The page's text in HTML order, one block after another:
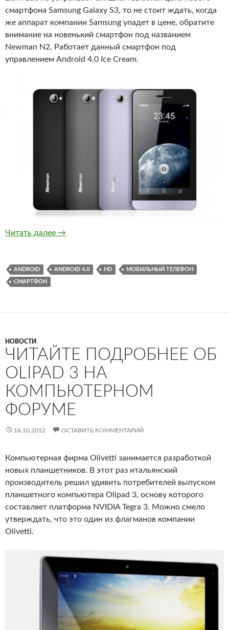
смартфона Samsung Galaxy S3, то не стоит ждать, когда
же аппарат компании Samsung упадет в цене, обратите
внимание на новенький смартфон под названием
Newman N2. Работает данный смартфон под
управлением Android 4.0 Ice Cream.
Читать далее Newman N2 — настоящий ответ Samsung
→
ANDROID ANDROID 4.0 HD МОБИЛЬНЫЙ ТЕЛЕФОН
СМАРТФОН
НОВОСТИ
ЧИТАЙТЕ ПОДРОБНЕЕ ОБ
OLIPAD 3 НА
КОМПЬЮТЕРНОМ
ФОРУМЕ
16.10.2012 ОСТАВИТЬ КОММЕНТАРИЙ
Компьютерная фирма Olivetti занимается разработкой
новых планшетников. В этот раз итальянский
производитель решил удивить потребителей выпуском
планшетного компьютера Olipad 3, основу которого
составляет платформа NVIDIA Tegra 3. Можно смело
утверждать, что это один из флагманов компании
Olivetti.